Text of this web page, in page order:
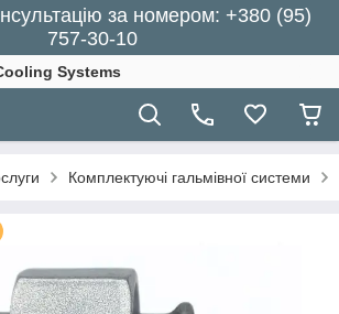
за номером: +380 (95)
757-30-10
Systems
Комплектуючі гальмівної системи